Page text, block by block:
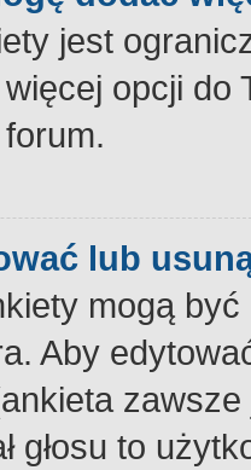
jest
opcji
lub
mogą
Aby
głosu to